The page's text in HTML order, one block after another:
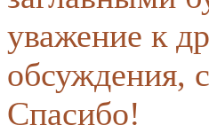
уважение к
обсуждения,
Спасибо!